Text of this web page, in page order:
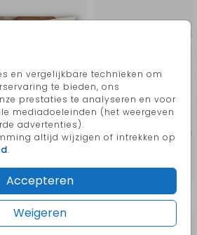
en vergelijkbare technieken om
te bieden, ons
prestaties te analyseren en voor
mediadoeleinden (het weergeven
advertenties).
altijd wijzigen of intrekken op
.
Accepteren
Weigeren
stijl